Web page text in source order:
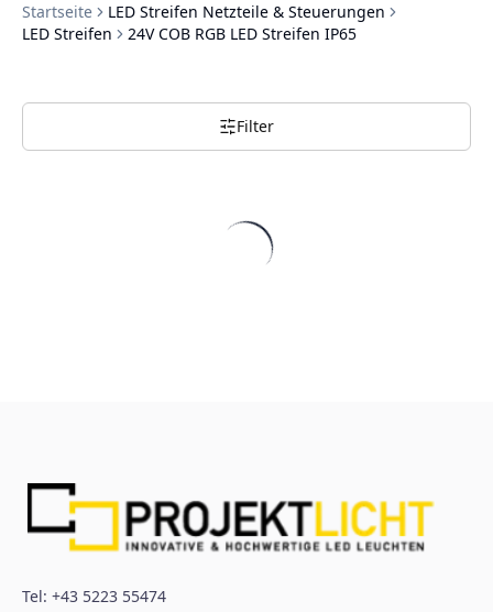
Startseite
LED Streifen Netzteile & Steuerungen
LED Streifen
24V COB RGB LED Streifen IP65
Filter
Tel: +43 5223 55474